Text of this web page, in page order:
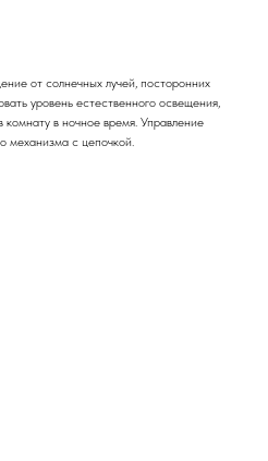
от солнечных лучей, посторонних
уровень естественного освещения,
в ночное время. Управление
механизма с цепочкой.